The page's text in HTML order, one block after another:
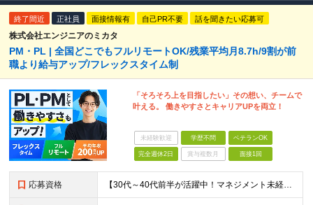
終了間近 正社員 面接情報有 自己PR不要 話を聞きたい応募可
株式会社エンジニアのミカタ
PM・PL | 全国どこでもフルリモートOK/残業平均月8.7h/9割が前
職より給与アップ/フレックスタイム制
「そろそろ上を目指したい」その想い、チームで
叶える。 働きやすさとキャリアUPを両立！
未経験歓迎 学歴不問 ベテランOK
完全週休2日 賞与複数月 面接1回
応募資格 【30代～40代前半が活躍中！マネジメント未経験歓迎】 ●エンジニアとしての実務経験を3年以上お持ちの方 （開発言語や担当フェーズは不問） ●学歴不問 ★「PLやPMにステップアップしたい」 「後輩